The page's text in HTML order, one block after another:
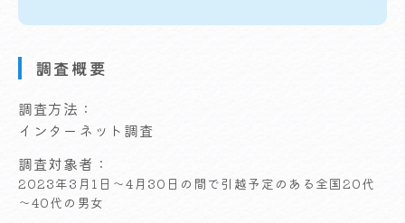
調査概要
調査方法
インターネット調査
調査対象者
2023年3月1日～4月30日の間で引越予定のある全国20代
～40代の男女